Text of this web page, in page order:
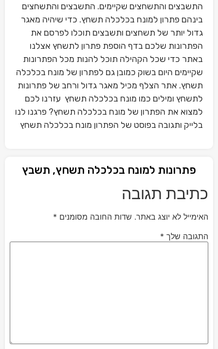
התשבצים והתשחצים שקיימים. התשבצים והתשחצים
בינהם פתרון למונח בכלכלה תשחץ. כדי שיהיה מאגר
גדול יותר של תשחצים ותשבצים תוכלו לפרסם את
הפתרונות שלכם בדף הוספת פתרון לתשחץ אצלנו
באתר כדי שכל הקהילה תוכל להנות מכל הפתרונות
שקיימים היום בשוק כמובן גם לפתרון של מונח בכלכלה
תשחץ. אתר הצלף מכיל מאגר גדול ורחב של פתרונות
לתשחץ ומילים כמו מונח בכלכלה תשחץ עזרנו לכם
למצוא את הפתרון של מונח בכלכלה תשחץ? פרגנו לנו
בלייק ותגובה בפוסט של הפתרון מונח בכלכלה תשחץ
פתרונות למונח בכלכלה תשחץ, תשבץ
כתיבת תגובה
האימייל לא יוצג באתר. שדות החובה מסומנים *
התגובה שלך *